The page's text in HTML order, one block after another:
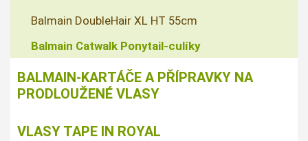
Balmain DoubleHair XL HT 55cm
Balmain Catwalk Ponytail-culíky
BALMAIN-KARTÁČE A PŘÍPRAVKY NA
PRODLOUŽENÉ VLASY
VLASY TAPE IN ROYAL